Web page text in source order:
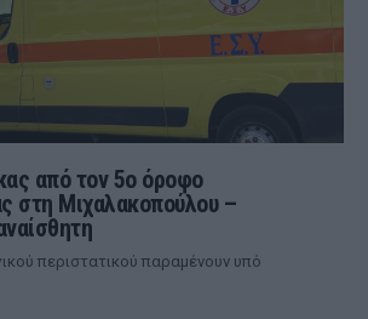
από τον 5ο όροφο
στη Μιχαλακοπούλου –
περιστατικού παραμένουν υπό